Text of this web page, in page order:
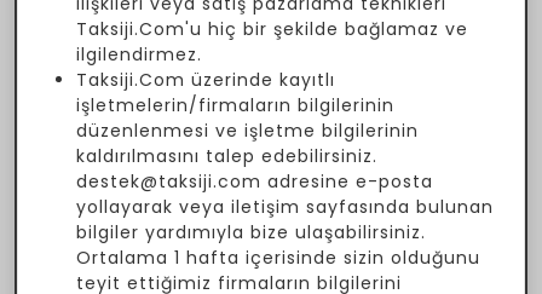
Taksiji.Com'u hiç bir şekilde bağlamaz ve
ilgilendirmez.
Taksiji.Com üzerinde kayıtlı
işletmelerin/firmaların bilgilerinin
düzenlenmesi ve işletme bilgilerinin
kaldırılmasını talep edebilirsiniz.
destek@taksiji.com adresine e-posta
yollayarak veya iletişim sayfasında bulunan
bilgiler yardımıyla bize ulaşabilirsiniz.
Ortalama 1 hafta içerisinde sizin olduğunu
teyit ettiğimiz firmaların bilgilerini